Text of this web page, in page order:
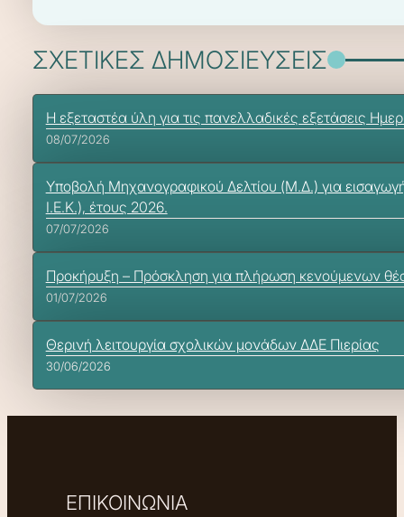
ΣΧΕΤΙΚΕΣ ΔΗΜΟΣΙΕΥΣΕΙΣ
Η εξεταστέα ύλη για τις πανελλαδικές εξετάσεις
08/07/2026
Υποβολή Μηχανογραφικού Δελτίου (Μ.Δ.) για
Ι.Ε.Κ.), έτους 2026.
07/07/2026
Προκήρυξη – Πρόσκληση για πλήρωση κενoύμενων
01/07/2026
Θερινή λειτουργία σχολικών μονάδων ΔΔΕ Πιερίας
30/06/2026
ΕΠΙΚΟΙΝΩΝΙΑ